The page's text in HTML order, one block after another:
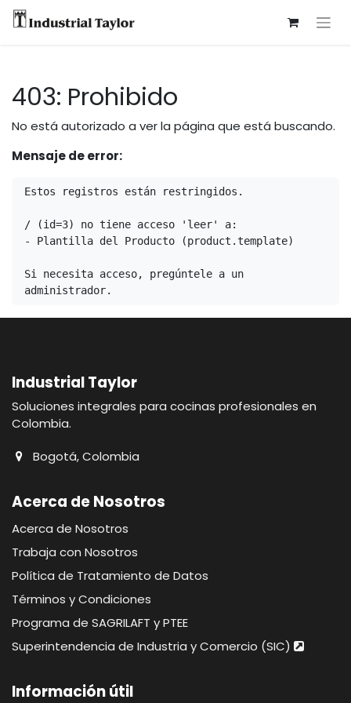
403: Prohibido
No está autorizado a ver la página que está buscando.
Mensaje de error:
Estos registros están restringidos.
/ (id=3) no tiene acceso 'leer' a:
- Plantilla del Producto (product.template)
Si necesita acceso, pregúntele a un
administrador.
Industrial Taylor
Soluciones integrales para cocinas profesionales en
Colombia.
Bogotá, Colombia
Acerca de Nosotros
Acerca de Nosotros
Trabaja con Nosotros
Política de Tratamiento de Datos
Términos y Condiciones
Programa de SAGRILAFT y PTEE
Superintendencia de Industria y Comercio (SIC)
Información útil​​​